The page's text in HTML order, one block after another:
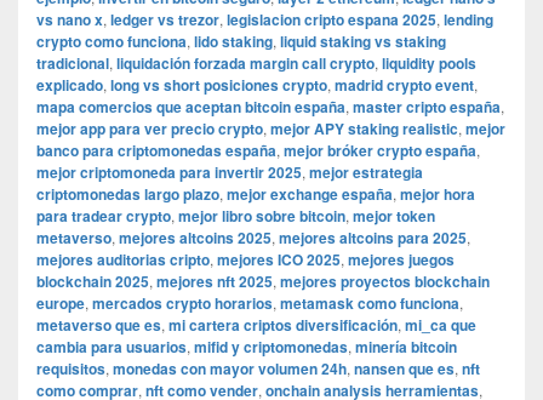
vs nano x, ledger vs trezor, legislacion cripto espana 2025, lending
crypto como funciona, lido staking, liquid staking vs staking
tradicional, liquidación forzada margin call crypto, liquidity pools
explicado, long vs short posiciones crypto, madrid crypto event,
mapa comercios que aceptan bitcoin españa, master cripto españa,
mejor app para ver precio crypto, mejor APY staking realistic, mejor
banco para criptomonedas españa, mejor bróker crypto españa,
mejor criptomoneda para invertir 2025, mejor estrategia
criptomonedas largo plazo, mejor exchange españa, mejor hora
para tradear crypto, mejor libro sobre bitcoin, mejor token
metaverso, mejores altcoins 2025, mejores altcoins para 2025,
mejores auditorias cripto, mejores ICO 2025, mejores juegos
blockchain 2025, mejores nft 2025, mejores proyectos blockchain
europe, mercados crypto horarios, metamask como funciona,
metaverso que es, mi cartera criptos diversificación, mi_ca que
cambia para usuarios, mifid y criptomonedas, minería bitcoin
requisitos, monedas con mayor volumen 24h, nansen que es, nft
como comprar, nft como vender, onchain analysis herramientas,